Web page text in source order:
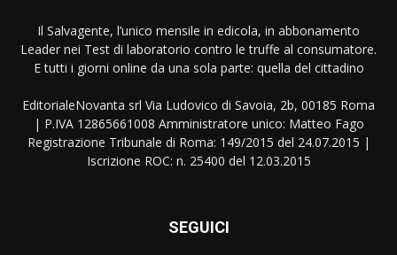
Il Salvagente, l’unico mensile in edicola, in abbonamento
Leader nei Test di laboratorio contro le truffe al consumatore.
E tutti i giorni online da una sola parte: quella del cittadino
EditorialeNovanta srl Via Ludovico di Savoia, 2b, 00185 Roma
| P.IVA 12865661008 Amministratore unico: Matteo Fago
Registrazione Tribunale di Roma: 149/2015 del 24.07.2015 |
Iscrizione ROC: n. 25400 del 12.03.2015
SEGUICI